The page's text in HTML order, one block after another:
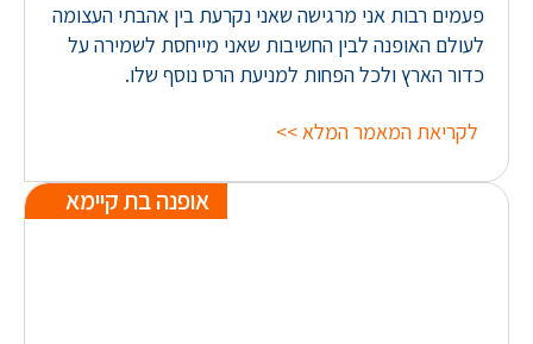
פעמים רבות אני מרגישה שאני נקרעת בין אהבתי העצומה
לעולם האופנה לבין החשיבות שאני מייחסת לשמירה על
כדור הארץ ולכל הפחות למניעת הרס נוסף שלו.
לקריאת המאמר המלא >>
אופנה בת קיימא